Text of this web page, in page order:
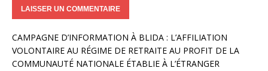
l
t
e
CAMPAGNE D’INFORMATION À BLIDA : L’AFFILIATION
VOLONTAIRE AU RÉGIME DE RETRAITE AU PROFIT DE LA
COMMUNAUTÉ NATIONALE ÉTABLIE À L’ÉTRANGER